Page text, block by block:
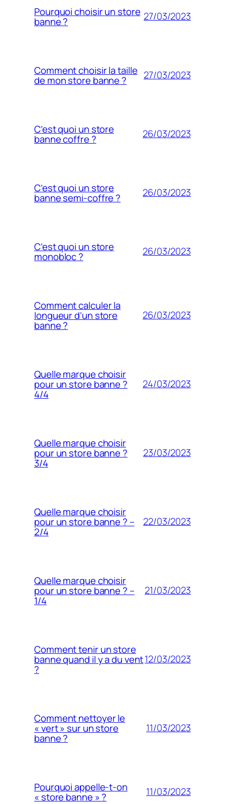
Pourquoi choisir un store
banne ? 27/03/2023
Comment choisir la taille
de mon store banne ? 27/03/2023
C’est quoi un store
banne coffre ? 26/03/2023
C’est quoi un store
banne semi-coffre ? 26/03/2023
C’est quoi un store
monobloc ? 26/03/2023
Comment calculer la
longueur d’un store
banne ?
26/03/2023
Quelle marque choisir
pour un store banne ?
4/4
24/03/2023
Quelle marque choisir
pour un store banne ?
3/4
23/03/2023
Quelle marque choisir
pour un store banne ? –
2/4
22/03/2023
Quelle marque choisir
pour un store banne ? –
1/4
21/03/2023
Comment tenir un store
banne quand il y a du vent
?
12/03/2023
Comment nettoyer le
« vert » sur un store
banne ?
11/03/2023
Pourquoi appelle-t-on
« store banne » ? 11/03/2023